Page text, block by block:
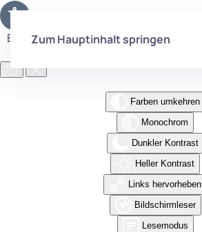
Eingabehilfen öffnen
Farben umkehren
Monochrom
Dunkler Kontrast
Heller Kontrast
Links hervorheben
Bildschirmleser
Lesemodus
Zum Hauptinhalt springen